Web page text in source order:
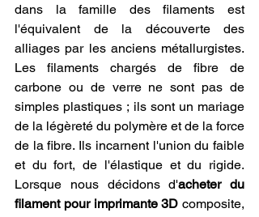
dans la famille des filaments est
l'équivalent de la découverte des
alliages par les anciens métallurgistes.
Les filaments chargés de fibre de
carbone ou de verre ne sont pas de
simples plastiques ; ils sont un mariage
de la légèreté du polymère et de la force
de la fibre. Ils incarnent l'union du faible
et du fort, de l'élastique et du rigide.
Lorsque nous décidons d'acheter du
filament pour imprimante 3D composite,